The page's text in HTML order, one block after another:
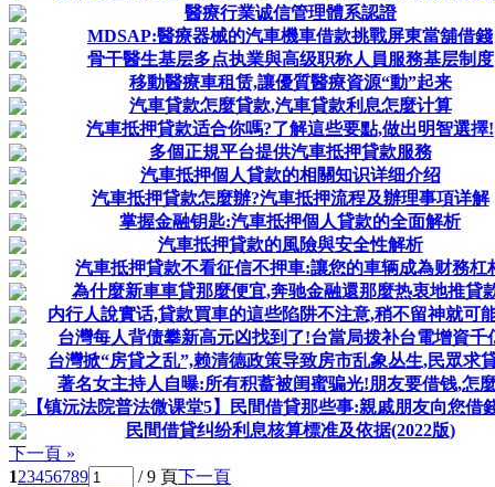
醫療行業诚信管理體系認證
MDSAP:醫療器械的汽車機車借款挑戰屏東當舖借錢
骨干醫生基层多点执業與高级职称人員服務基层制度
移動醫療車租赁,讓優質醫療資源“動”起来
汽車貸款怎麼貸款,汽車貸款利息怎麼计算
汽車抵押貸款适合你嗎?了解這些要點,做出明智選擇!
多個正規平台提供汽車抵押貸款服務
汽車抵押個人貸款的相關知识详细介绍
汽車抵押貸款怎麼辦?汽車抵押流程及辦理事項详解
掌握金融钥匙:汽車抵押個人貸款的全面解析
汽車抵押貸款的風險與安全性解析
汽車抵押貸款不看征信不押車:讓您的車辆成為财務杠
為什麼新車車貸那麼便宜,奔驰金融還那麼热衷地推貸
内行人說實话,貸款買車的這些陷阱不注意,稍不留神就可
台灣每人背债攀新高元凶找到了!台當局拨补台電增資千
台灣掀“房貸之乱”,赖清德政策导致房市乱象丛生,民眾求
著名女主持人自曝:所有积蓄被闺蜜骗光!朋友要借钱,怎
【镇沅法院普法微课堂5】民間借貸那些事:親戚朋友向您借
民間借貸纠纷利息核算標准及依据(2022版)
下一頁 »
123456789 / 9 頁下一頁